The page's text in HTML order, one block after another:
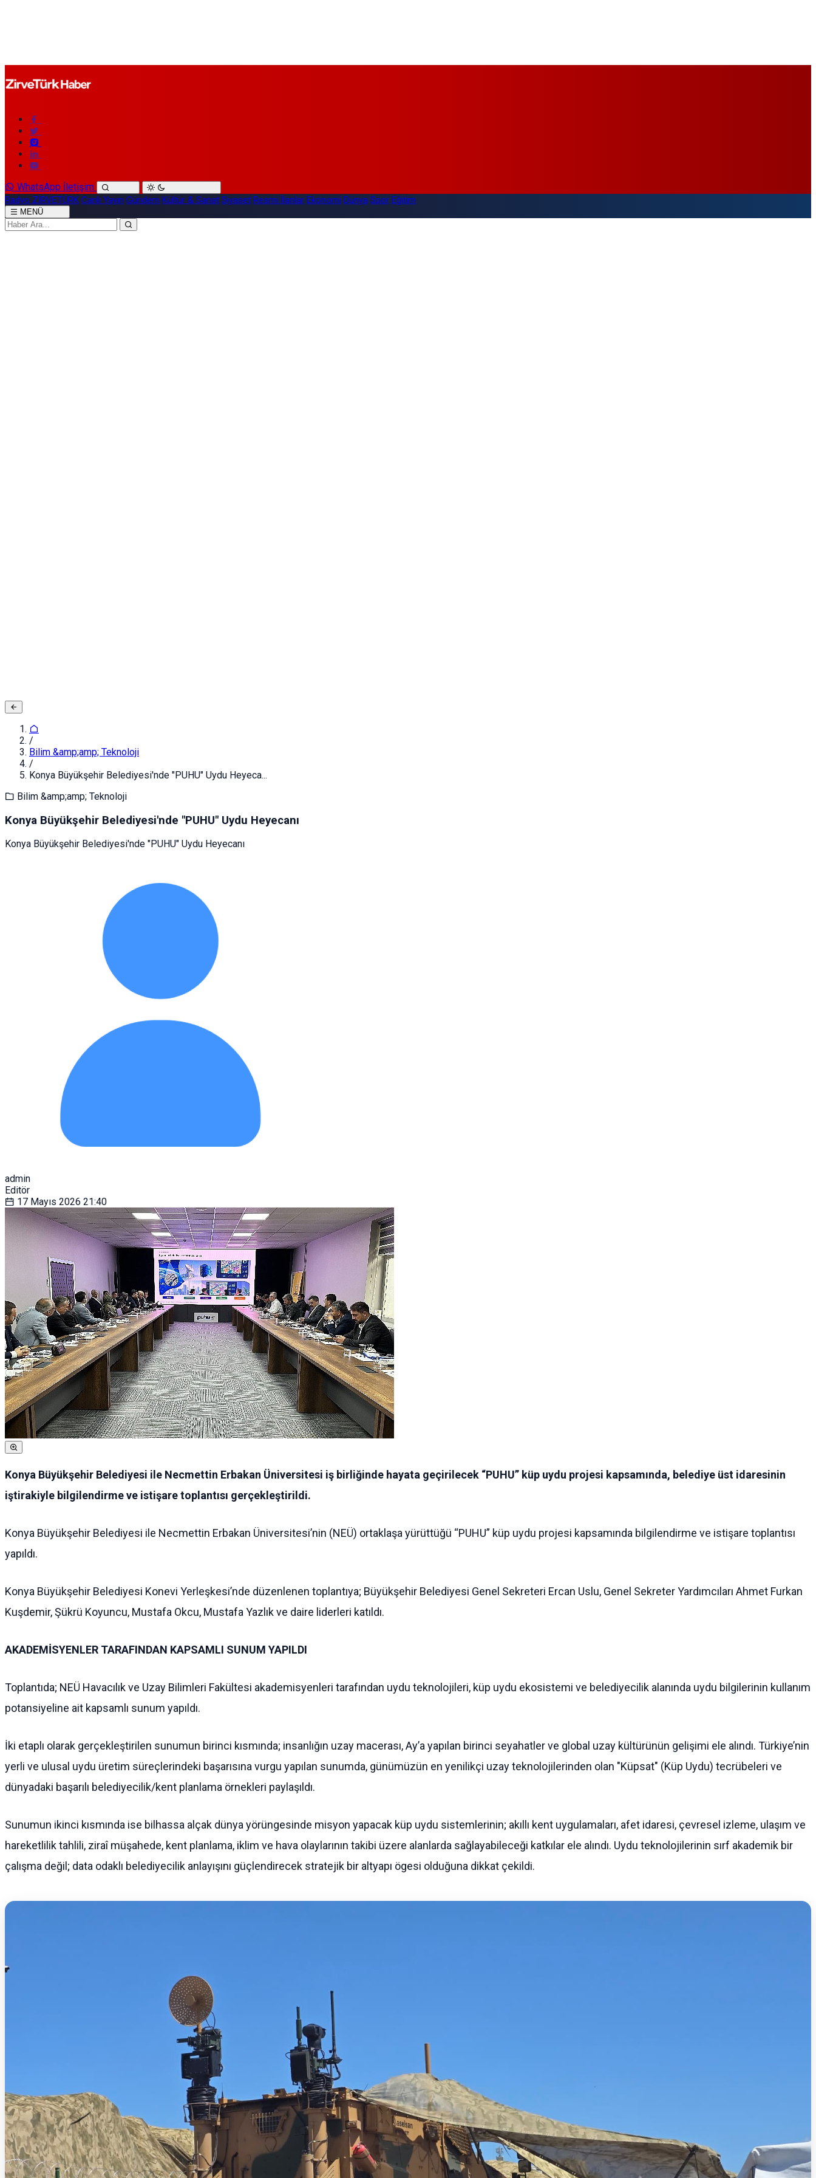
WhatsApp İletişim
Radyo ZİRVETÜRK Canlı Yayın Gündem Kültür & Sanat Siyaset Resmi İlanlar Ekonomi Dünya Spor Eğitim
MENÜ
/
Bilim &amp;amp; Teknoloji
/
Konya Büyükşehir Belediyesi'nde "PUHU" Uydu Heyeca...
Bilim &amp;amp; Teknoloji
Konya Büyükşehir Belediyesi'nde "PUHU" Uydu Heyecanı
Konya Büyükşehir Belediyesi'nde "PUHU" Uydu Heyecanı
admin
Editör
17 Mayıs 2026 21:40
Konya Büyükşehir Belediyesi ile Necmettin Erbakan Üniversitesi iş birliğinde hayata geçirilecek “PUHU” küp uydu projesi kapsamında, belediye üst idaresinin
iştirakiyle bilgilendirme ve istişare toplantısı gerçekleştirildi.
Konya Büyükşehir Belediyesi ile Necmettin Erbakan Üniversitesi’nin (NEÜ) ortaklaşa yürüttüğü “PUHU” küp uydu projesi kapsamında bilgilendirme ve istişare toplantısı
yapıldı.
Konya Büyükşehir Belediyesi Konevi Yerleşkesi’nde düzenlenen toplantıya; Büyükşehir Belediyesi Genel Sekreteri Ercan Uslu, Genel Sekreter Yardımcıları Ahmet Furkan
Kuşdemir, Şükrü Koyuncu, Mustafa Okcu, Mustafa Yazlık ve daire liderleri katıldı.
AKADEMİSYENLER TARAFINDAN KAPSAMLI SUNUM YAPILDI
Toplantıda; NEÜ Havacılık ve Uzay Bilimleri Fakültesi akademisyenleri tarafından uydu teknolojileri, küp uydu ekosistemi ve belediyecilik alanında uydu bilgilerinin kullanım
potansiyeline ait kapsamlı sunum yapıldı.
İki etaplı olarak gerçekleştirilen sunumun birinci kısmında; insanlığın uzay macerası, Ay’a yapılan birinci seyahatler ve global uzay kültürünün gelişimi ele alındı. Türkiye’nin
yerli ve ulusal uydu üretim süreçlerindeki başarısına vurgu yapılan sunumda, günümüzün en yenilikçi uzay teknolojilerinden olan "Küpsat" (Küp Uydu) tecrübeleri ve
dünyadaki başarılı belediyecilik/kent planlama örnekleri paylaşıldı.
Sunumun ikinci kısmında ise bilhassa alçak dünya yörüngesinde misyon yapacak küp uydu sistemlerinin; akıllı kent uygulamaları, afet idaresi, çevresel izleme, ulaşım ve
hareketlilik tahlili, ziraî müşahede, kent planlama, iklim ve hava olaylarının takibi üzere alanlarda sağlayabileceği katkılar ele alındı. Uydu teknolojilerinin sırf akademik bir
çalışma değil; data odaklı belediyecilik anlayışını güçlendirecek stratejik bir altyapı ögesi olduğuna dikkat çekildi.